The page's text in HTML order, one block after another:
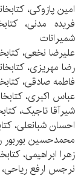
امین پازوکی،
فریده مدنی،
شمیرانات
علیرضا نخعی،
رضا مهریزی،
فاطمه صادقی،
عباس اکبری،
شیرآقا تاجیک،
احسان شبانعلی،
محمدحسین بوربور
زهرا ابراهیمی،
نرجس ارفع ریاحی،